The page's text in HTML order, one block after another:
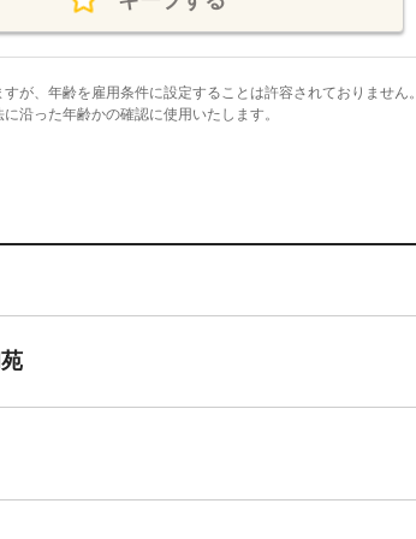
が、年齢を雇用条件に設定することは許容されておりません
沿った年齢かの確認に使用いたします。